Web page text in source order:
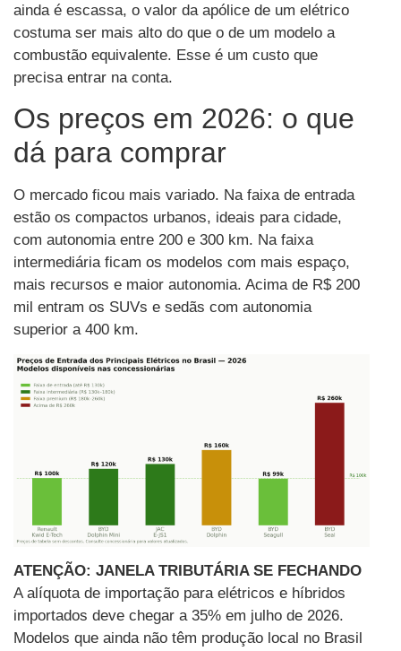
ainda é escassa, o valor da apólice de um elétrico
costuma ser mais alto do que o de um modelo a
combustão equivalente. Esse é um custo que
precisa entrar na conta.
Os preços em 2026: o que
dá para comprar
O mercado ficou mais variado. Na faixa de entrada
estão os compactos urbanos, ideais para cidade,
com autonomia entre 200 e 300 km. Na faixa
intermediária ficam os modelos com mais espaço,
mais recursos e maior autonomia. Acima de R$ 200
mil entram os SUVs e sedãs com autonomia
superior a 400 km.
ATENÇÃO: JANELA TRIBUTÁRIA SE FECHANDO
A alíquota de importação para elétricos e híbridos
importados deve chegar a 35% em julho de 2026.
Modelos que ainda não têm produção local no Brasil